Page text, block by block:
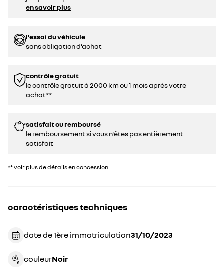
en savoir plus
l’essai du véhicule
sans obligation d’achat
contrôle gratuit
le contrôle gratuit à 2000 km ou 1 mois après votre
achat**
satisfait ou remboursé
le remboursement si vous n'êtes pas entièrement
satisfait
** voir plus de détails en concession
caractéristiques techniques
date de 1ère immatriculation 31/10/2023
couleur noir